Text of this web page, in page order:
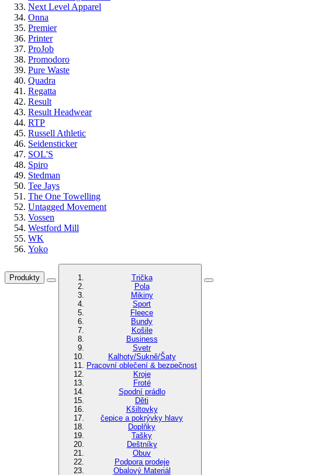
Next Level Apparel
Onna
Premier
Printer
ProJob
Promodoro
Pure Waste
Quadra
Regatta
Result
Result Headwear
RTP
Russell Athletic
Seidensticker
SOL'S
Spiro
Stedman
Tee Jays
The One Towelling
Untagged Movement
Vossen
Westford Mill
WK
Yoko
Produkty
Trička
Pola
Mikiny
Sport
Fleece
Bundy
Košile
Business
Svetr
Kalhoty/Sukně/Šaty
Pracovní oblečení & bezpečnost
Kroje
Froté
Spodní prádlo
Děti
Kšiltovky
čepice a pokrývky hlavy
Doplňky
Tašky
Deštníky
Obuv
Podpora prodeje
Obalový Materiál